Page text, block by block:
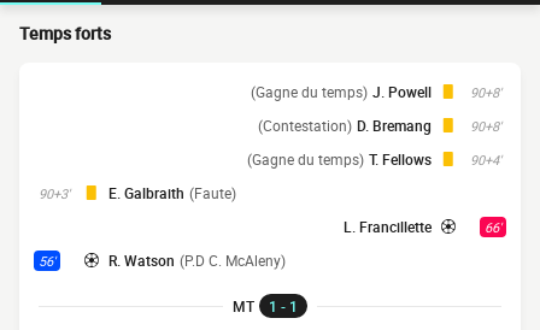
Temps forts
90+8'
J. Powell
(Gagne du temps)
90+8'
D. Bremang
(Contestation)
90+4'
T. Fellows
(Gagne du temps)
90+3' E. Galbraith (Faute)
66'
L. Francillette
56' R. Watson (P.D C. McAleny)
MT 1 - 1